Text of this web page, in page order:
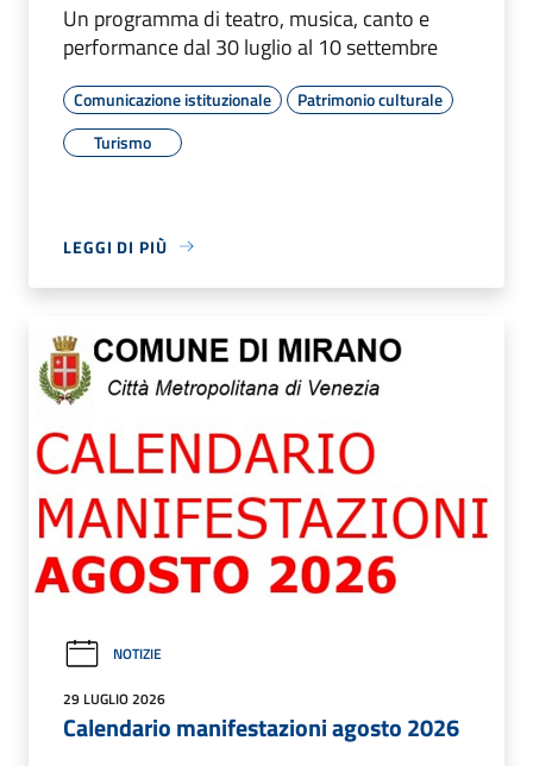
Un programma di teatro, musica, canto e
performance dal 30 luglio al 10 settembre
Comunicazione istituzionale
Patrimonio culturale
Turismo
LEGGI DI PIÙ
NOTIZIE
29 LUGLIO 2026
Calendario manifestazioni agosto 2026